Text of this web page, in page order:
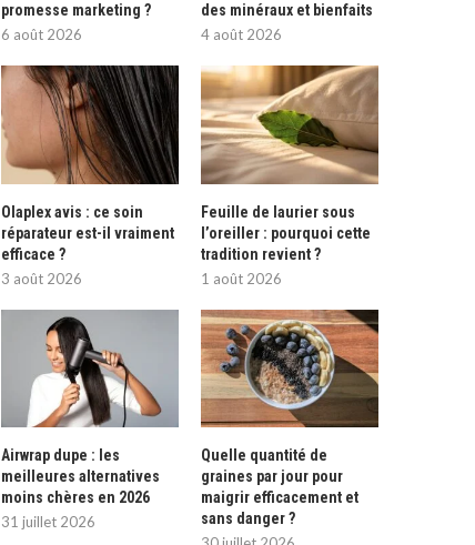
promesse marketing ?
6 août 2026
des minéraux et bienfaits
4 août 2026
Olaplex avis : ce soin
réparateur est-il vraiment
efficace ?
3 août 2026
Feuille de laurier sous
l’oreiller : pourquoi cette
tradition revient ?
1 août 2026
Airwrap dupe : les
meilleures alternatives
moins chères en 2026
31 juillet 2026
Quelle quantité de
graines par jour pour
maigrir efficacement et
sans danger ?